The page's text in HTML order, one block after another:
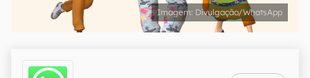
Divulgação/WhatsApp